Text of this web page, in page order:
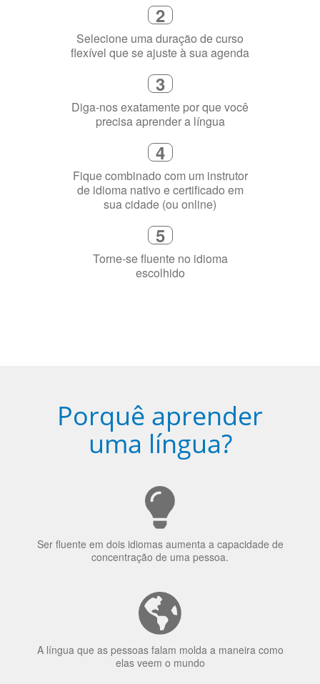
2
Selecione uma duração de curso
3
Diga-nos exatamente por que você
4
Fique combinado com um instrutor
de idioma nativo e certificado em
5
Torne-se fluente no idioma
Porquê aprender
uma língua?
Ser fluente em dois idiomas aumenta a capacidade de
A língua que as pessoas falam molda a maneira como